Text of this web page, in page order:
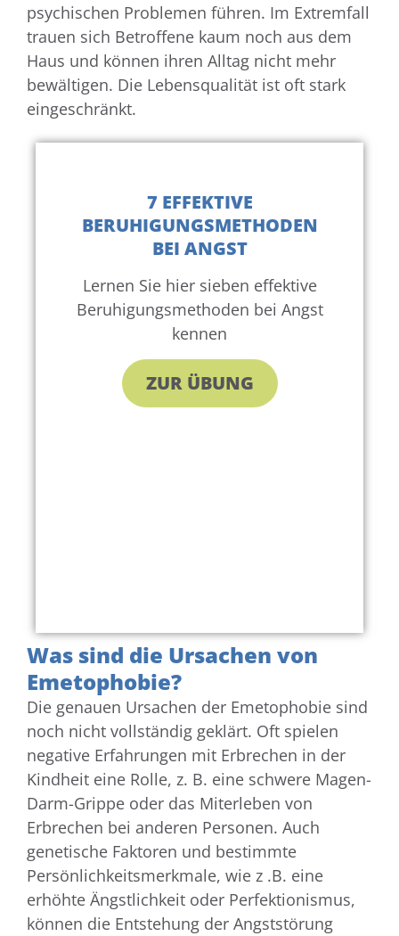
psychischen Problemen führen. Im Extremfall
trauen sich Betroffene kaum noch aus dem
Haus und können ihren Alltag nicht mehr
bewältigen. Die Lebensqualität ist oft stark
eingeschränkt.
7 EFFEKTIVE
BERUHIGUNGSMETHODEN
BEI ANGST
Lernen Sie hier sieben effektive
Beruhigungsmethoden bei Angst
kennen
ZUR ÜBUNG
Was sind die Ursachen von
Emetophobie?
Die genauen Ursachen der Emetophobie sind
noch nicht vollständig geklärt. Oft spielen
negative Erfahrungen mit Erbrechen in der
Kindheit eine Rolle, z. B. eine schwere Magen-
Darm-Grippe oder das Miterleben von
Erbrechen bei anderen Personen. Auch
genetische Faktoren und bestimmte
Persönlichkeitsmerkmale, wie z .B. eine
erhöhte Ängstlichkeit oder Perfektionismus,
können die Entstehung der Angststörung